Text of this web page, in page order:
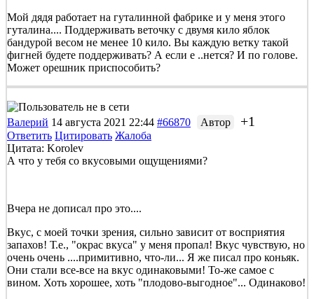
Мой дядя работает на гуталинной фабрике и у меня этого
гуталина.... Поддерживать веточку с двумя кило яблок
бандурой весом не менее 10 кило. Вы каждую ветку такой
фигней будете поддерживать? А если е ..нется? И по голове.
Может орешник приспособить?
Валерий 14 августа 2021 22:44 #66870 Автор +1
Ответить Цитировать Жалоба
Цитата: Korolev
А что у тебя со вкусовыми ощущениями?
Вчера не дописал про это....
Вкус, с моей точки зрения, сильно зависит от восприятия
запахов! Т.е., "окрас вкуса" у меня пропал! Вкус чувствую, но
очень очень ....примитивно, что-ли... Я же писал про коньяк.
Они стали все-все на вкус одинаковыми! То-же самое с
вином. Хоть хорошее, хоть "плодово-выгодное"... Одинаково!